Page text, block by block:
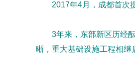
2017年4月，成都首次
3年来，东部新区历经
晰，重大基础设施工程相继